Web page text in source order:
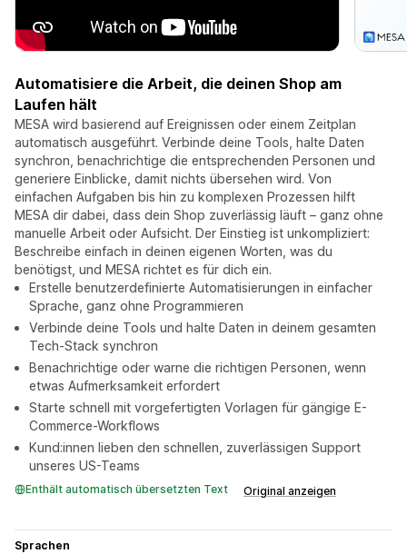
Automatisiere die Arbeit, die deinen Shop am
Laufen hält
MESA wird basierend auf Ereignissen oder einem Zeitplan
automatisch ausgeführt. Verbinde deine Tools, halte Daten
synchron, benachrichtige die entsprechenden Personen und
generiere Einblicke, damit nichts übersehen wird. Von
einfachen Aufgaben bis hin zu komplexen Prozessen hilft
MESA dir dabei, dass dein Shop zuverlässig läuft – ganz ohne
manuelle Arbeit oder Aufsicht. Der Einstieg ist unkompliziert:
Beschreibe einfach in deinen eigenen Worten, was du
benötigst, und MESA richtet es für dich ein.
Erstelle benutzerdefinierte Automatisierungen in einfacher
Sprache, ganz ohne Programmieren
Verbinde deine Tools und halte Daten in deinem gesamten
Tech-Stack synchron
Benachrichtige oder warne die richtigen Personen, wenn
etwas Aufmerksamkeit erfordert
Starte schnell mit vorgefertigten Vorlagen für gängige E-
Commerce-Workflows
Kund:innen lieben den schnellen, zuverlässigen Support
unseres US-Teams
Enthält automatisch übersetzten Text Original anzeigen
Sprachen